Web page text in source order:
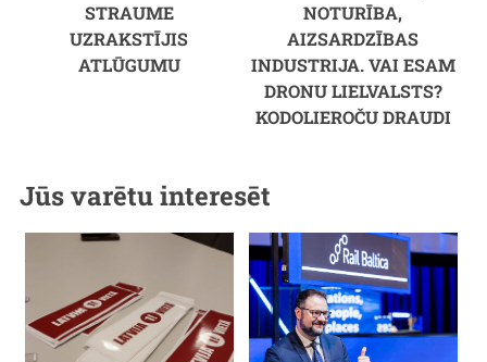
STRAUME
UZRAKSTĪJIS
ATLŪGUMU
NOTURĪBA,
AIZSARDZĪBAS
INDUSTRIJA. VAI ESAM
DRONU LIELVALSTS?
KODOLIEROČU DRAUDI
Jūs varētu interesēt